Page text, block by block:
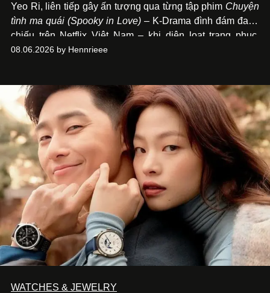
Yeo Ri, liên tiếp gây ấn tượng qua từng tập phim Chuyện
tình ma quái (Spooky in Love) – K-Drama đình đám đang
chiếu trên Netflix Việt Nam – khi diện loạt trang phục,
đồng hồ & trang sức xa xỉ tương xứng với địa vị trên màn
08.06.2026 by Hennrieee
WATCHES & JEWELRY